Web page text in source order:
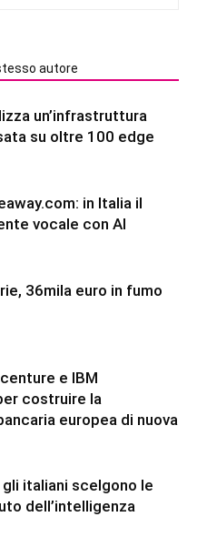
autore
un’infrastruttura
su oltre 100 edge
in Italia il
vocale con AI
36mila euro in fumo
e IBM
costruire la
europea di nuova
italiani scelgono le
dell’intelligenza